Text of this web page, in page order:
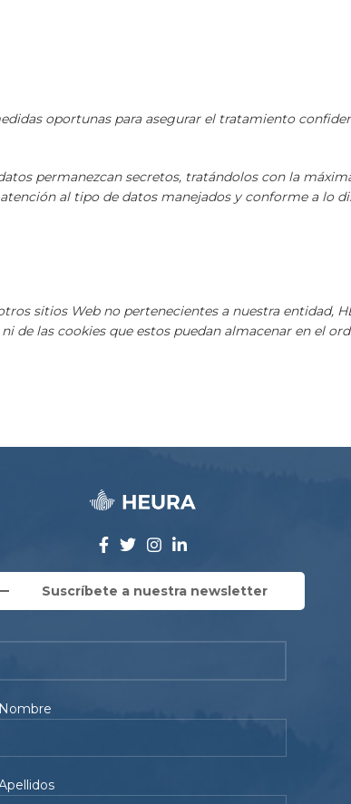
oportunas para asegurar el tratamiento
permanezcan secretos, tratándolos con la
al tipo de datos manejados y conforme a lo
sitios Web no pertenecientes a nuestra entidad,
de las cookies que estos puedan almacenar en el
Suscríbete a nuestra newsletter
Nombre